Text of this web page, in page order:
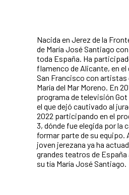
Nacida en Jerez de la
de María José Santiago
toda España. Ha
flamenco de Alicante, en el
San Francisco con
María del Mar Moreno. En
programa de televisión
el que dejó cautivado al
2022 participando en el
3, dónde fue elegida por la
formar parte de su equipo.
joven jerezana ya ha
grandes teatros de España
su tía María José Santiago.